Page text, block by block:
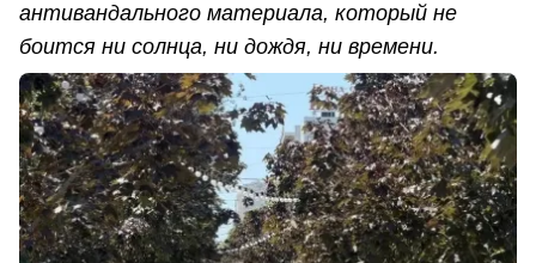
антивандального материала, который не
боится ни солнца, ни дождя, ни времени.